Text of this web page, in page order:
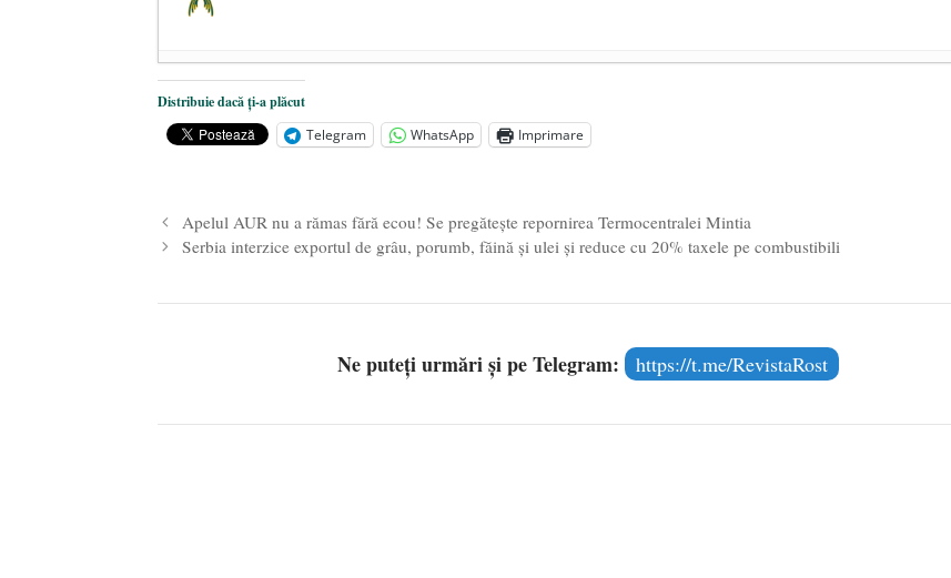
Dezvăluiri cutremurătoare despre președintele Ucrainei, Volodymyr Zelensky
Statul care servește Națiunea - 21 aprilie 2026
Legea Vexler produce efecte. Bustul poetului Octavian Goga, înlăturat din Iași
Distribuie dacă ți-a plăcut
Telegram
WhatsApp Imprimare
Apelul AUR nu a rămas fără ecou! Se pregătește repornirea Termocentralei Mintia
Serbia interzice exportul de grâu, porumb, făină şi ulei și reduce cu 20% taxele pe combustibili
Ne puteți urmări și pe Telegram: https://t.me/RevistaRost